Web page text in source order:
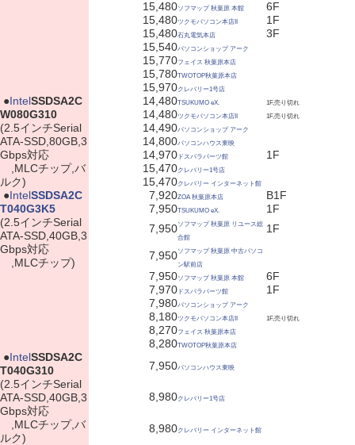
15,480ソフマップ 秋葉原 本館
6F
15,480ツクモパソコン本店II
1F
15,480石丸電気本店
3F
15,540パソコンショップ アーク
15,770フェイス 秋葉原本店
15,780TWOTOP秋葉原本店
15,970クレバリー1号店
●IntelSSDSA2C
W080G310
(2.5インチSerial
ATA-SSD,80GB,3
Gbps対応
,MLCチップ,バ
ルク)
14,480TSUKUMO eX. 1F,売り切れ
14,480ツクモパソコン本店II 1F,売り切れ
14,490パソコンショップ アーク
14,800パソコンハウス東映
14,970 ドスパラパーツ館
1F
15,470クレバリー1号店
15,470クレバリー インターネット館
●IntelSSDSA2C
T040G3K5
(2.5インチSerial
ATA-SSD,40GB,3
Gbps対応
,MLCチップ)
7,920ZOA 秋葉原本店
B1F
7,950TSUKUMO eX.
1F
7,950ソフマップ 秋葉原 リユース総
合館
1F
7,950ソフマップ 秋葉原 中古パソコ
ン駅前店
7,950ソフマップ 秋葉原 本館
6F
7,970 ドスパラパーツ館
1F
7,980パソコンショップ アーク
8,180ツクモパソコン本店II 1F,売り切れ
8,270フェイス 秋葉原本店
8,280TWOTOP秋葉原本店
●IntelSSDSA2C
T040G310
(2.5インチSerial
ATA-SSD,40GB,3
Gbps対応
,MLCチップ,バ
ルク)
7,950パソコンハウス東映
8,980クレバリー1号店
8,980クレバリー インターネット館